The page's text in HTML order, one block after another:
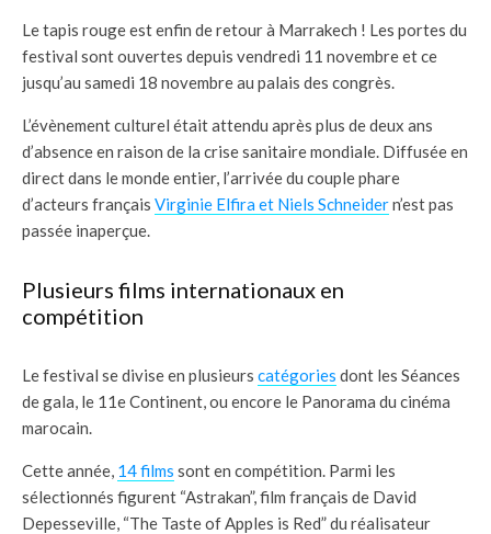
Le tapis rouge est enfin de retour à Marrakech ! Les portes du
festival sont ouvertes depuis vendredi 11 novembre et ce
jusqu’au samedi 18 novembre au palais des congrès.
L’évènement culturel était attendu après plus de deux ans
d’absence en raison de la crise sanitaire mondiale. Diffusée en
direct dans le monde entier, l’arrivée du couple phare
d’acteurs français Virginie Elfira et Niels Schneidern’est pas
passée inaperçue.
Plusieurs films internationaux en
compétition
Le festival se divise en plusieurs catégories dont les Séances
de gala, le 11e Continent, ou encore le Panorama du cinéma
marocain.
Cette année, 14 films sont en compétition. Parmi les
sélectionnés figurent “Astrakan”, film français de David
Depesseville, “The Taste of Apples is Red” du réalisateur